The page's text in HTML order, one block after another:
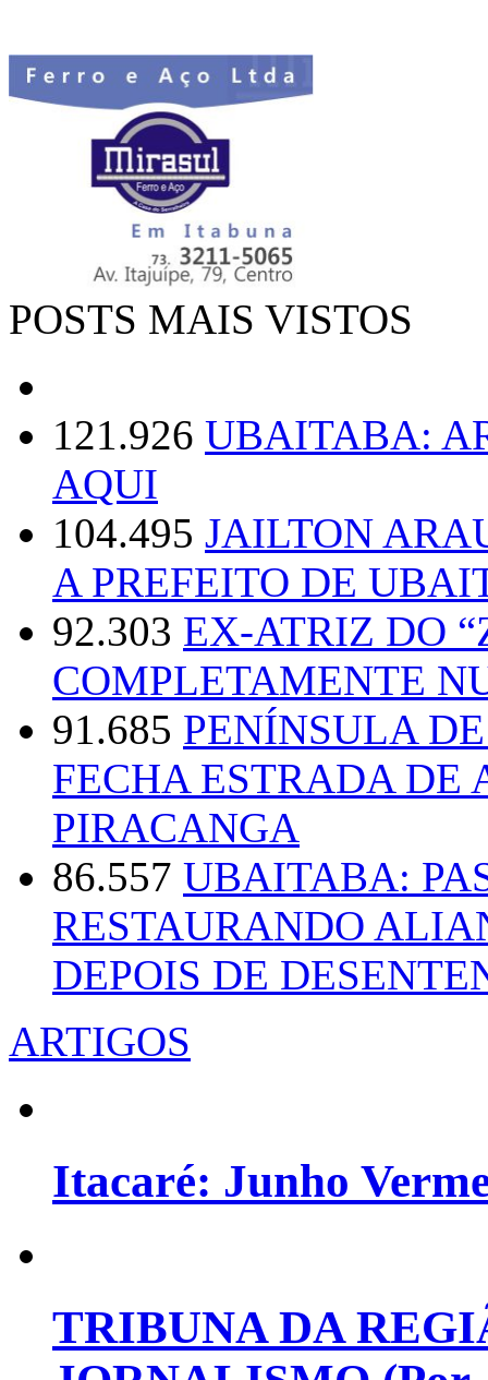
POSTS MAIS VISTOS
121.926 UBAITABA:
AQUI
104.495 JAILTON
A PREFEITO DE
92.303 EX-ATRIZ DO
COMPLETAMENTE
91.685 PENÍNSULA
FECHA ESTRADA DE
PIRACANGA
86.557 UBAITABA:
RESTAURANDO
DEPOIS DE
ARTIGOS
Itacaré: Junho
TRIBUNA DA